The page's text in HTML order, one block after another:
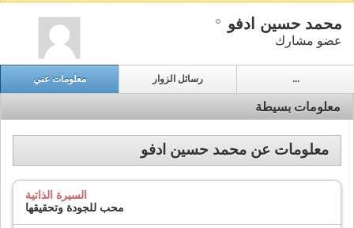
محمد حسين ادفو
عضو مشارك
معلومات عني رسائل الزوار ...
معلومات بسيطة
معلومات عن محمد حسين ادفو
السيرة الذاتية
محب للجودة وتحقيقها